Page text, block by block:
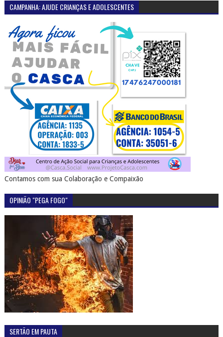
CAMPANHA: AJUDE CRIANÇAS E ADOLESCENTES
Contamos com sua Colaboração e Compaixão
OPINIÃO "PEGA FOGO"
SERTÃO EM PAUTA